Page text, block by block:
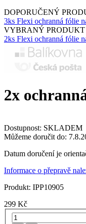
DOPORUČENÝ
3ks Flexi ochranná fólie
VYBRANÝ PRODUKT
2ks Flexi ochranná fólie
2x
Dostupnost: SKLADEM
Můžeme doručit do:
Datum doručení je
Informace o přepravě
Produkt: IPP10905
299 Kč